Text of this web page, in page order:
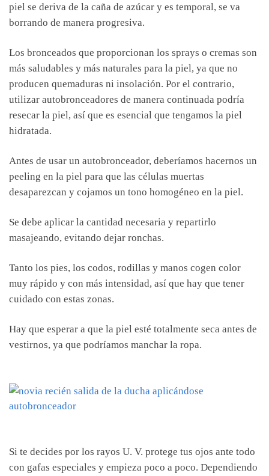
piel se deriva de la caña de azúcar y es temporal, se va
borrando de manera progresiva.
Los bronceados que proporcionan los sprays o cremas son
más saludables y más naturales para la piel, ya que no
producen quemaduras ni insolación. Por el contrario,
utilizar autobronceadores de manera continuada podría
resecar la piel, así que es esencial que tengamos la piel
hidratada.
Antes de usar un autobronceador, deberíamos hacernos un
peeling en la piel para que las células muertas
desaparezcan y cojamos un tono homogéneo en la piel.
Se debe aplicar la cantidad necesaria y repartirlo
masajeando, evitando dejar ronchas.
Tanto los pies, los codos, rodillas y manos cogen color
muy rápido y con más intensidad, así que hay que tener
cuidado con estas zonas.
Hay que esperar a que la piel esté totalmente seca antes de
vestirnos, ya que podríamos manchar la ropa.
Si te decides por los rayos U. V. protege tus ojos ante todo
con gafas especiales y empieza poco a poco. Dependiendo